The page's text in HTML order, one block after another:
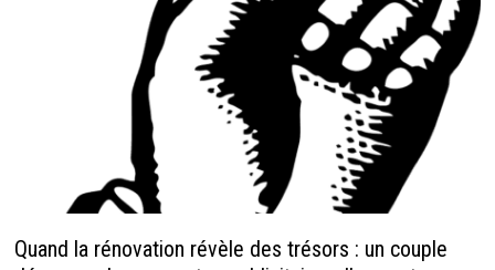
Quand la rénovation révèle des trésors : un couple